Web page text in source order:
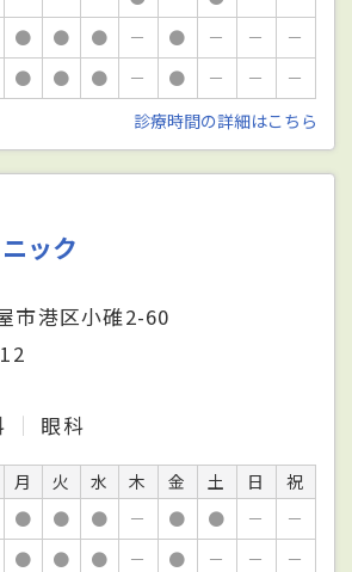
● ● ● － ● － －
－
● ● ● － ● － －
－
診療時間の詳細はこちら
ック
市港区小碓2-60
眼科
月 火 水 木 金 土 日
祝
● ● ● － ● ● －
－
● ● ● － ● － －
－